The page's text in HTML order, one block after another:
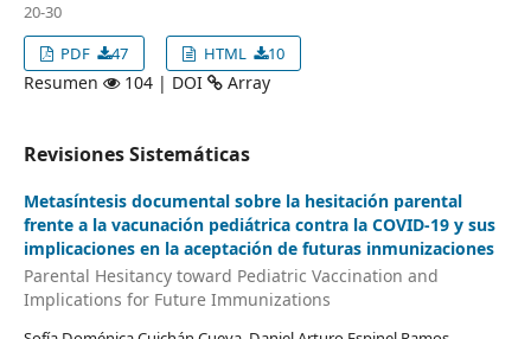
20-30
PDF
47 HTML 10
Resumen 104 | DOI Array
Revisiones Sistemáticas
Metasíntesis documental sobre la hesitación parental
frente a la vacunación pediátrica contra la COVID-19 y sus
implicaciones en la aceptación de futuras inmunizaciones
Parental Hesitancy toward Pediatric Vaccination and
Implications for Future Immunizations